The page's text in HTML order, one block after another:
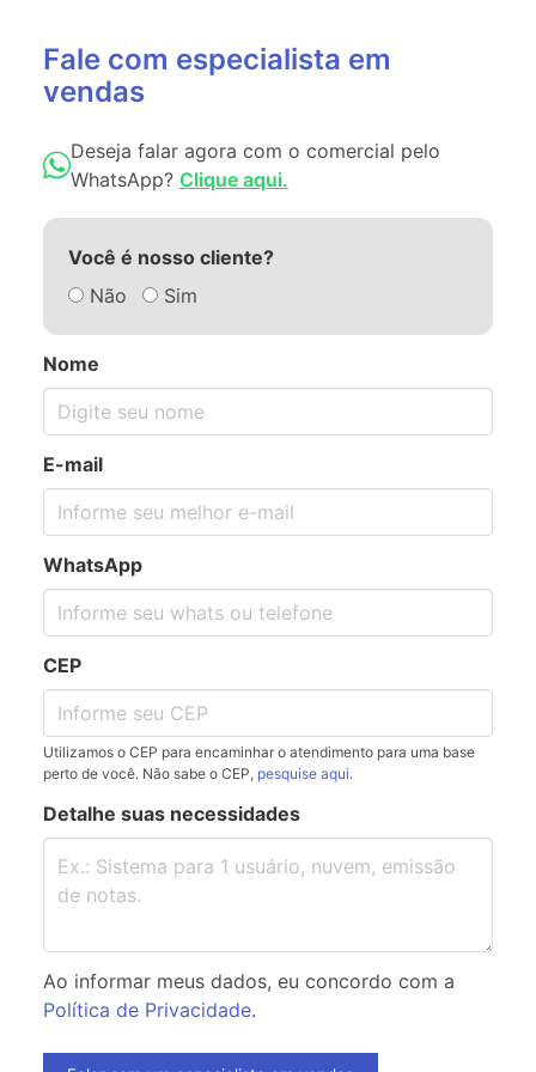
Fale com especialista em
vendas
Deseja falar agora com o comercial pelo
WhatsApp? Clique aqui.
Você é nosso cliente?
Não
Sim
Nome
E-mail
WhatsApp
CEP
Utilizamos o CEP para encaminhar o atendimento para uma base
perto de você. Não sabe o CEP, pesquise aqui.
Detalhe suas necessidades
Ao informar meus dados, eu concordo com a
Política de Privacidade.